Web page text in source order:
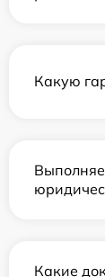
Какую
Какие